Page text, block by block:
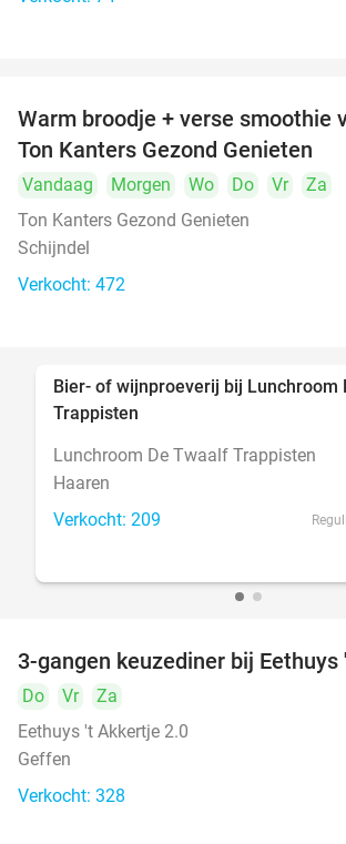
Warm broodje + verse smoothie
Ton Kanters Gezond Genieten
Vandaag Morgen Wo Do Vr
Za
Ton Kanters Gezond Genieten
Schijndel
Verkocht: 472
Bier- of wijnproeverij bij Lunchroom
Trappisten
Lunchroom De Twaalf Trappisten
Haaren
Verkocht: 209
3-gangen keuzediner bij
Do Vr
Za
Eethuys 't Akkertje 2.0
Geffen
Verkocht: 328